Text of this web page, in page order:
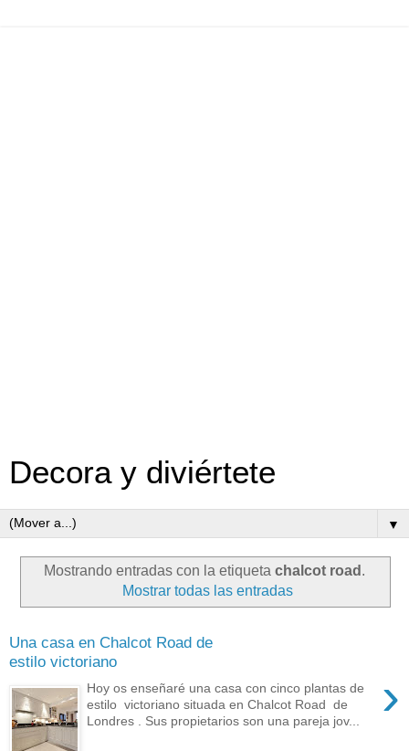
Decora y diviértete
▼
Mostrando entradas con la etiqueta chalcot road .
Mostrar todas las entradas
Una casa en Chalcot Road de
estilo victoriano
›
Hoy os enseñaré una casa con cinco plantas de
estilo victoriano situada en Chalcot Road de
Londres . Sus propietarios son una pareja jov...